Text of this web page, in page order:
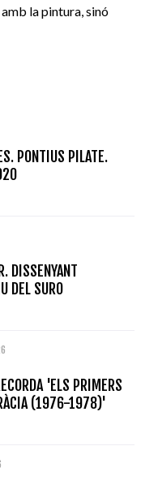
la pintura, sinó
PONTIUS PILATE.
DISSENYANT
DEL SURO
'ELS PRIMERS
(1976-1978)'